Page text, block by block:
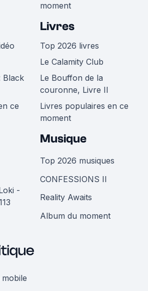
moment
Black
ce
Livres
Top 2026 livres
Le Calamity Club
Le Bouffon de la
couronne, Livre II
Livres populaires en ce
moment
-
Musique
Top 2026 musiques
CONFESSIONS II
Reality Awaits
Album du moment